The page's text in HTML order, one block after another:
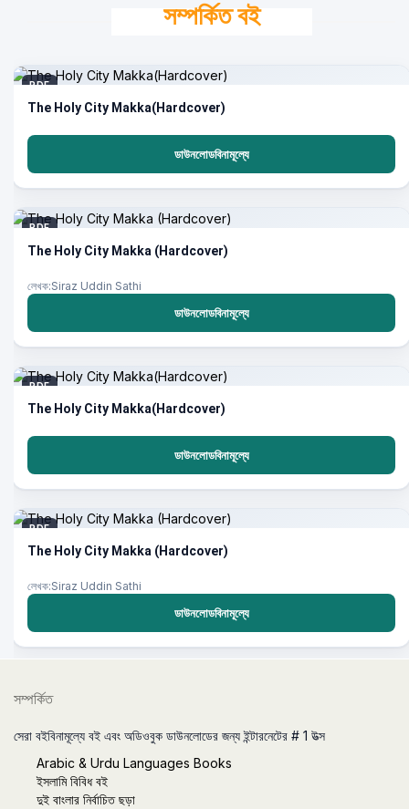
সম্পর্কিত বই
PDF
The Holy City Makka(Hardcover)
ডাউনলোডবিনামূল্যে
PDF
The Holy City Makka (Hardcover)
লেখক:Siraz Uddin Sathi
ডাউনলোডবিনামূল্যে
PDF
The Holy City Makka(Hardcover)
ডাউনলোডবিনামূল্যে
PDF
The Holy City Makka (Hardcover)
লেখক:Siraz Uddin Sathi
ডাউনলোডবিনামূল্যে
সম্পর্কিত
সেরা বইবিনামূল্যে বই এবং অডিওবুক ডাউনলোডের জন্য ইন্টারনেটের # 1 উত্স
Arabic & Urdu Languages Books
ইসলামি বিবিধ বই
দুই বাংলার নির্বাচিত ছড়া